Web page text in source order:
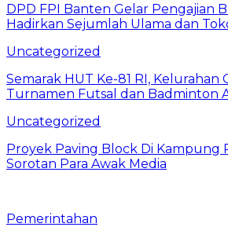
DPD FPI Banten Gelar Pengajian
Hadirkan Sejumlah Ulama dan
Uncategorized
Semarak HUT Ke-81 RI,
Turnamen Futsal dan Badminton
Uncategorized
Proyek Paving Block Di Kampung
Sorotan Para Awak Media
Pemerintahan